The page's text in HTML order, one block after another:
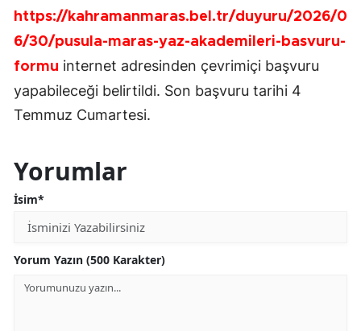
https://kahramanmaras.bel.tr/duyuru/2026/0
6/30/pusula-maras-yaz-akademileri-basvuru-
formu internet adresinden çevrimiçi başvuru
yapabileceği belirtildi. Son başvuru tarihi 4
Temmuz Cumartesi.
Yorumlar
İsim*
Yorum Yazın (500 Karakter)